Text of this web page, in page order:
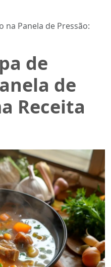
na Panela de Pressão:
de
de
Receita